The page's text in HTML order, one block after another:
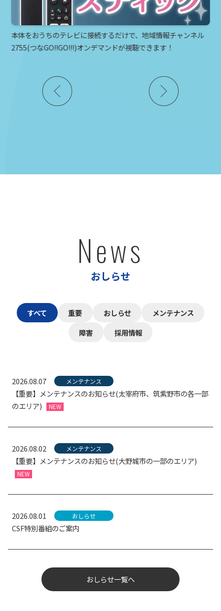
本体をおうちのテレビに接続するだけで、地域情報チャンネル
2755(つなGO!!GO!!!)オンデマンドが視聴できます！
News
おしらせ
すべて 重要 おしらせ
メンテナンス
障害
採用情報
2026.08.07 メンテナンス
【重要】メンテナンスのお知らせ(太宰府市、筑紫野市の各一部
のエリア)
NEW
2026.08.02 メンテナンス
【重要】メンテナンスのお知らせ(大野城市の一部のエリア)
NEW
2026.08.01 おしらせ
CSF特別番組のご案内
おしらせ一覧へ